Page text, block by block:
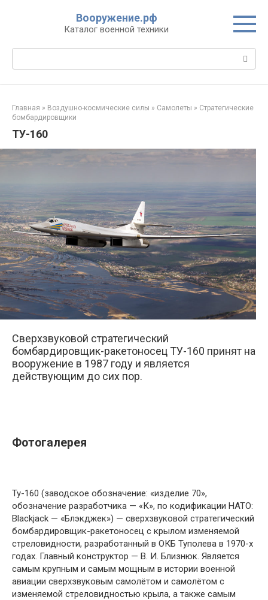
Вооружение.рф
Каталог военной техники
Поиск:
Главная » Воздушно-космические силы » Самолеты » Стратегические
бомбардировщики
ТУ-160
Сверхзвуковой стратегический
бомбардировщик-ракетоносец ТУ-160 принят на
вооружение в 1987 году и является
действующим до сих пор.
Фотогалерея
Ту-160 (заводское обозначение: «изделие 70»,
обозначение разработчика — «К», по кодификации НАТО:
Blackjack — «Блэкджек») — сверхзвуковой стратегический
бомбардировщик-ракетоносец с крылом изменяемой
стреловидности, разработанный в ОКБ Туполева в 1970-х
годах. Главный конструктор — В. И. Близнюк. Является
самым крупным и самым мощным в истории военной
авиации сверхзвуковым самолётом и самолётом с
изменяемой стреловидностью крыла, а также самым